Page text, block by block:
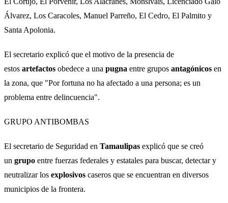
Álvarez, Los Caracoles, Manuel Parreño, El Cedro, El Palmito y
Santa Apolonia.
El secretario explicó que el motivo de la presencia de
estos artefactos obedece a una pugna entre grupos antagónicos en
la zona, que "Por fortuna no ha afectado a una persona; es un
problema entre delincuencia".
GRUPO ANTIBOMBAS
El secretario de Seguridad en Tamaulipas explicó que se creó
un grupo entre fuerzas federales y estatales para buscar, detectar y
neutralizar los explosivos caseros que se encuentran en diversos
municipios de la frontera.